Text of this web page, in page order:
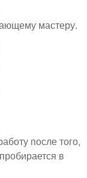
мастеру.
после того,
в